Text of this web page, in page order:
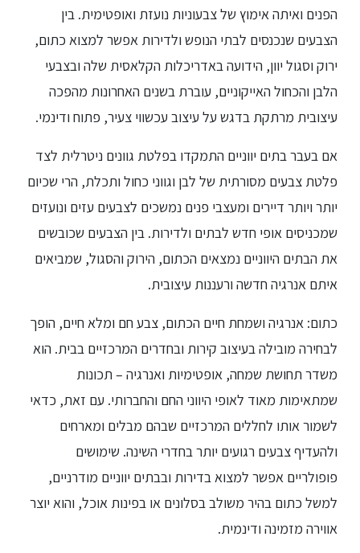
הפנים ואיתה אימוץ של צבעוניות נועזת ואופטימית. בין
הצבעים שנכנסים לבתי הנופש ולדירות אפשר למצוא כתום,
ירוק וסגול יוון, הידועה באדריכלות הקלאסית שלה ובצבעי
הלבן והכחול האייקוניים, עוברת בשנים האחרונות מהפכה
עיצובית מרתקת בדגש על עיצוב עכשווי צעיר, פתוח ודינמי.
אם בעבר בתים יווניים התמקדו בפלטת גוונים ניטרלית לצד
פלטת צבעים מסורתית של לבן וגווני כחול ותכלת, הרי שכיום
יותר ויותר דיירים ומעצבי פנים נמשכים לצבעים עזים ונועזים
שמכניסים אופי חדש לבתים ולדירות. בין הצבעים שכובשים
את הבתים היווניים נמצאים הכתום, הירוק והסגול, שמביאים
איתם אנרגיה חדשה ורעננות עיצובית.
כתום: אנרגיה ושמחת חיים הכתום, צבע חם ומלא חיים, הופך
לבחירה מובילה בעיצוב קירות ובחדרים המרכזיים בבית. הוא
משדר תחושת שמחה, אופטימיות ואנרגיה – תכונות
שמתאימות מאוד לאופי היווני החם והחברותי. עם זאת, כדאי
לשמור אותו לחללים המרכזיים שבהם מבלים ומארחים
ולהעדיף צבעים רגועים יותר בחדרי השינה. שימושים
פופולריים אפשר למצוא בדירות ובבתים יווניים מודרניים,
למשל כתום בהיר משולב בסלונים או בפינות אוכל, והוא יוצר
אווירה מזמינה ודינמית.